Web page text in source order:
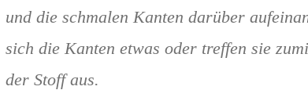
und die schmalen Kanten darüber
sich die Kanten etwas oder treffen sie
der Stoff aus.